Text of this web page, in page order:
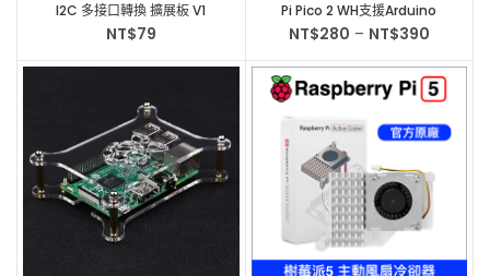
I2C 多接口轉換 擴展板 V1
NT$79
Pi Pico 2 WH支援Arduino
Raspberry RP2350
NT$280 – NT$390